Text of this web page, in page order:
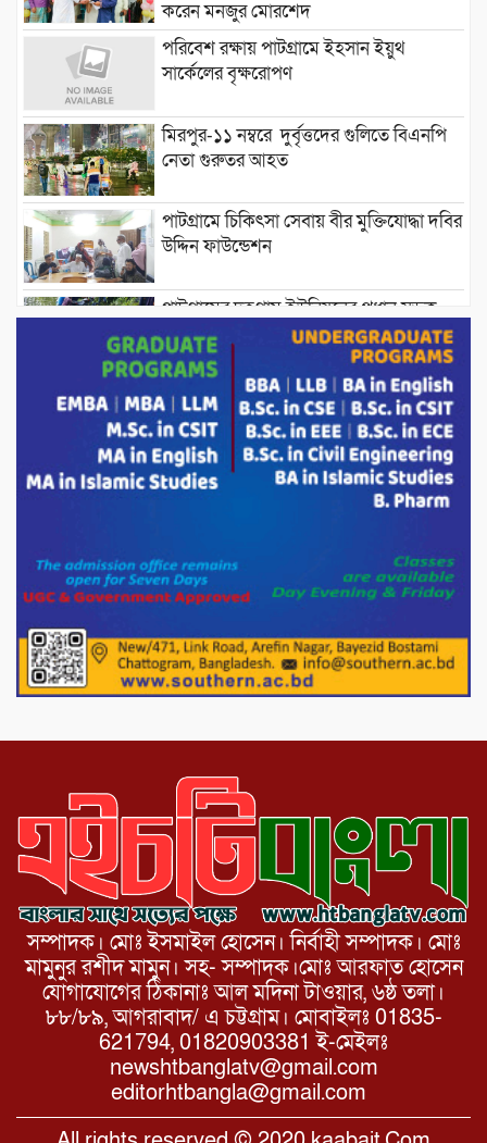
করেন মনজুর মোরশেদ
পরিবেশ রক্ষায় পাটগ্রামে ইহসান ইয়ুথ
সার্কেলের বৃক্ষরোপণ
মিরপুর-১১ নম্বরে দুর্বৃত্তদের গুলিতে বিএনপি
নেতা গুরুতর আহত
পাটগ্রামে চিকিৎসা সেবায় বীর মুক্তিযোদ্ধা দবির
উদ্দিন ফাউন্ডেশন
পাটগ্রামের দহগ্রাম ইউনিয়নের প্রধান সড়ক
ভেঙ্গে যোগাযোগ বিছিন্ন
অস্ট্রেলিয়া একাদশের বিপক্ষে ব্যাটিং ধসের
দিনে মিরাজের অপরাজিত সেঞ্চুরি
মাগুরার বাড়িতে হামলার প্রতিক্রিয়ায় যা বললেন
দেশীয় পাঁচ প্রজাতির ছোট মাছে উদ্বেগজনক
মাত্রায় মাইক্রোপ্লাস্টিকের উপস্থিতি শনাক্ত ।
সরকারকে ব্যর্থ করতে দেশের বিরুদ্ধে একটি
দল চক্রান্ত চালিয়ে যাচ্ছে : রিজভী
সম্পাদক। মোঃ ইসমাইল হোসেন। নির্বাহী সম্পাদক। মোঃ
মামুনুর রশীদ মামুন। সহ- সম্পাদক।মোঃ আরফাত হোসেন
যোগাযোগের ঠিকানাঃ আল মদিনা টাওয়ার, ৬ষ্ঠ তলা।
৮৮/৮৯, আগরাবাদ/ এ চট্টগ্রাম। মোবাইলঃ 01835-
621794, 01820903381 ই-মেইলঃ
newshtbanglatv@gmail.com
editorhtbangla@gmail.com